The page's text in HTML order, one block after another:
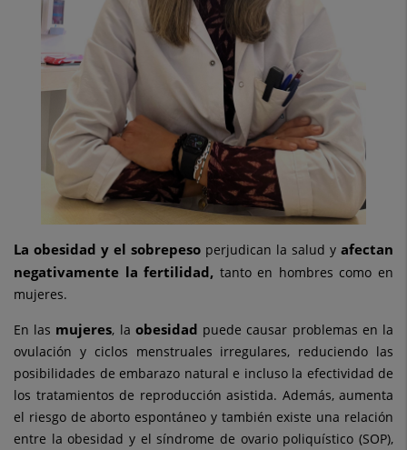
La obesidad y el sobrepeso perjudican la salud y afectan
negativamente la fertilidad, tanto en hombres como en
mujeres.
En las mujeres, la obesidad puede causar problemas en la
ovulación y ciclos menstruales irregulares, reduciendo las
posibilidades de embarazo natural e incluso la efectividad de
los tratamientos de reproducción asistida. Además, aumenta
el riesgo de aborto espontáneo y también existe una relación
entre la obesidad y el síndrome de ovario poliquístico (SOP),